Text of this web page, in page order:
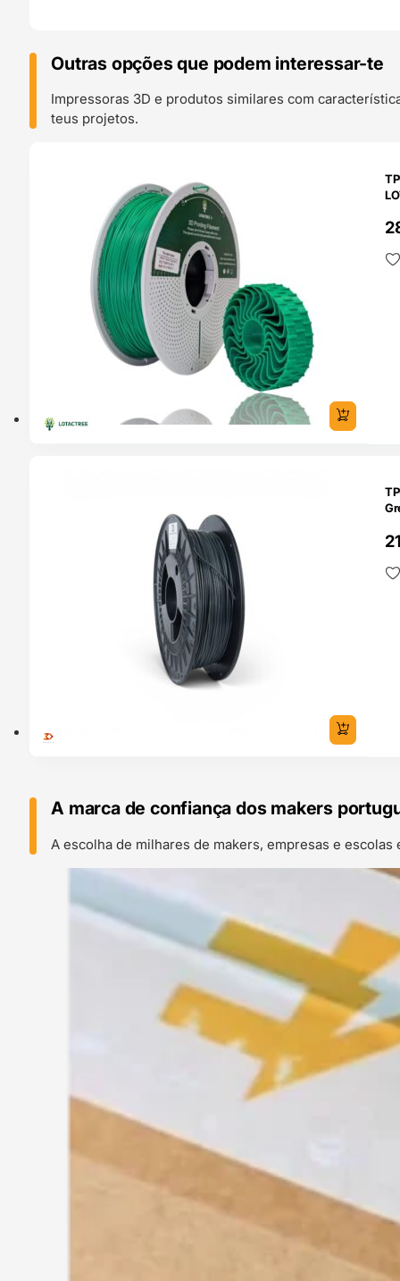
Outras opções que podem interessar-te
Impressoras 3D e produtos similares com
teus projetos.
A marca de confiança dos makers
A escolha de milhares de makers, empresas e escolas